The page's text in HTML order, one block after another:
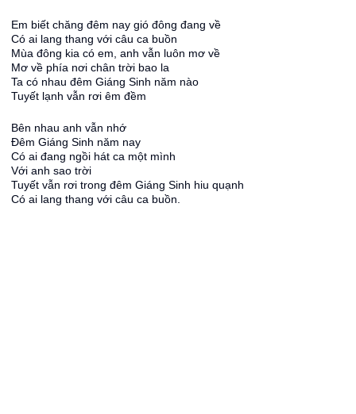
Em biết chăng đêm nay gió đông đang về
Có ai lang thang với câu ca buồn
Mùa đông kia có em, anh vẫn luôn mơ về
Mơ về phía nơi chân trời bao la
Ta có nhau đêm Giáng Sinh năm nào
Tuyết lạnh vẫn rơi êm đềm
Bên nhau anh vẫn nhớ
Đêm Giáng Sinh năm nay
Có ai đang ngồi hát ca một mình
Với anh sao trời
Tuyết vẫn rơi trong đêm Giáng Sinh hiu quạnh
Có ai lang thang với câu ca buồn.